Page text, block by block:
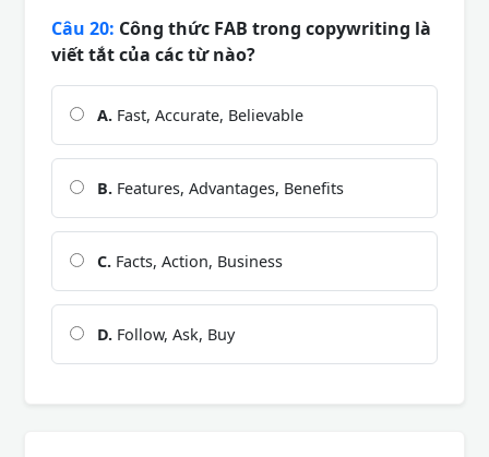
Câu 20: Công thức FAB trong copywriting là
viết tắt của các từ nào?
A. Fast, Accurate, Believable
B. Features, Advantages, Benefits
C. Facts, Action, Business
D. Follow, Ask, Buy